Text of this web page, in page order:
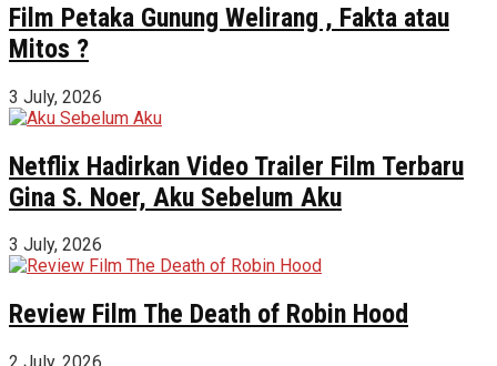
Film Petaka Gunung Welirang , Fakta atau
Mitos ?
3 July, 2026
Netflix Hadirkan Video Trailer Film Terbaru
Gina S. Noer, Aku Sebelum Aku
3 July, 2026
Review Film The Death of Robin Hood